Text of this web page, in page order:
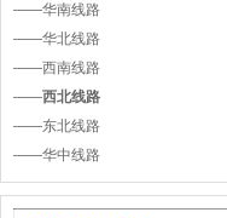
——华南线路
——华北线路
——西南线路
——西北线路
——东北线路
——华中线路